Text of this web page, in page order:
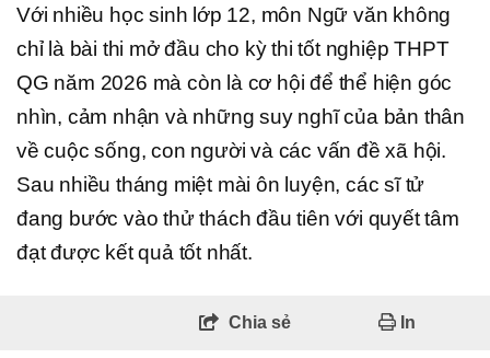
Với nhiều học sinh lớp 12, môn Ngữ văn không
chỉ là bài thi mở đầu cho kỳ thi tốt nghiệp THPT
QG năm 2026 mà còn là cơ hội để thể hiện góc
nhìn, cảm nhận và những suy nghĩ của bản thân
về cuộc sống, con người và các vấn đề xã hội.
Sau nhiều tháng miệt mài ôn luyện, các sĩ tử
đang bước vào thử thách đầu tiên với quyết tâm
đạt được kết quả tốt nhất.
Chia sẻ In